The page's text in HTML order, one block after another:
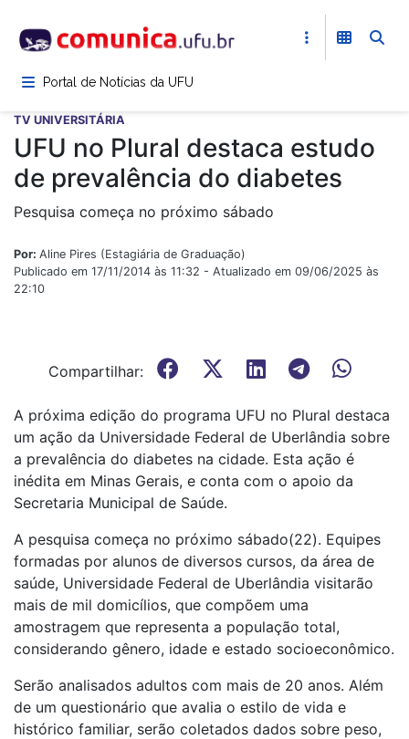
para
conteúdoPortal de Notícias da UFU
TV UNIVERSITÁRIA
UFU no Plural destaca estudo
de prevalência do diabetes
Pesquisa começa no próximo sábado
Por: Aline Pires (Estagiária de Graduação)
Publicado em 17/11/2014 às 11:32 - Atualizado em 09/06/2025 às
22:10
Compartilhar:
A próxima edição do programa UFU no Plural destaca
um ação da Universidade Federal de Uberlândia sobre
a prevalência do diabetes na cidade. Esta ação é
inédita em Minas Gerais, e conta com o apoio da
Secretaria Municipal de Saúde.
A pesquisa começa no próximo sábado(22). Equipes
formadas por alunos de diversos cursos, da área de
saúde, Universidade Federal de Uberlândia visitarão
mais de mil domicílios, que compõem uma
amostragem que representa a população total,
considerando gênero, idade e estado socioeconômico.
Serão analisados adultos com mais de 20 anos. Além
de um questionário que avalia o estilo de vida e
histórico familiar, serão coletados dados sobre peso,